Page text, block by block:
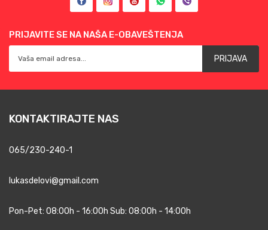
PRIJAVITE SE NA NAŠA E-OBAVEŠTENJA
PRIJAVA
KONTAKTIRAJTE NAS
065/230-240-1
lukasdelovi@gmail.com
Pon-Pet: 08:00h - 16:00h Sub: 08:00h - 14:00h